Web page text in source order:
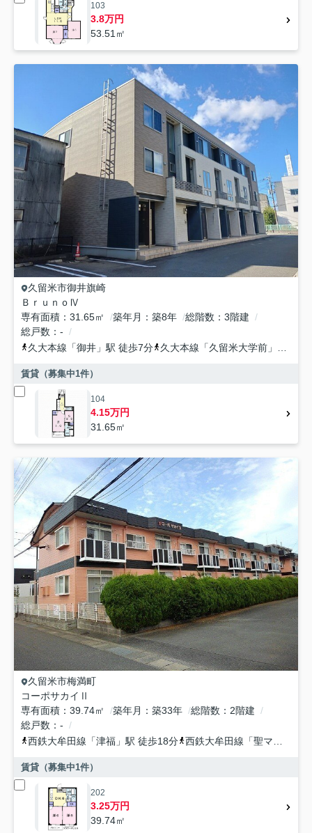
103
3.8万円
53.51㎡
久留米市御井旗崎
ＢｒｕｎｏⅣ
専有面積
31.65㎡ 築年月 築8年 総階数
3階建
総戸数
-
久大本線 「御井 」駅 徒歩7分 久大本線 「久留米大学前 」駅 徒歩16分
賃貸（募集中1件）
104
4.15万円
31.65㎡
久留米市梅満町
コーポサカイⅡ
専有面積
39.74㎡ 築年月 築33年 総階数
2階建
総戸数
-
西鉄大牟田線 「津福 」駅 徒歩18分 西鉄大牟田線 「聖マリア病院前
賃貸（募集中1件）
202
3.25万円
39.74㎡